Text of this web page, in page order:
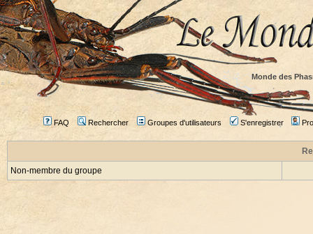
Monde des
FAQ Rechercher Groupes d'utilisateurs S'enregistrer
Non-membre du groupe